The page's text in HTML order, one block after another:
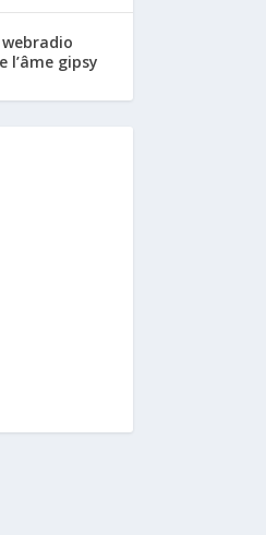
l’âme gipsy